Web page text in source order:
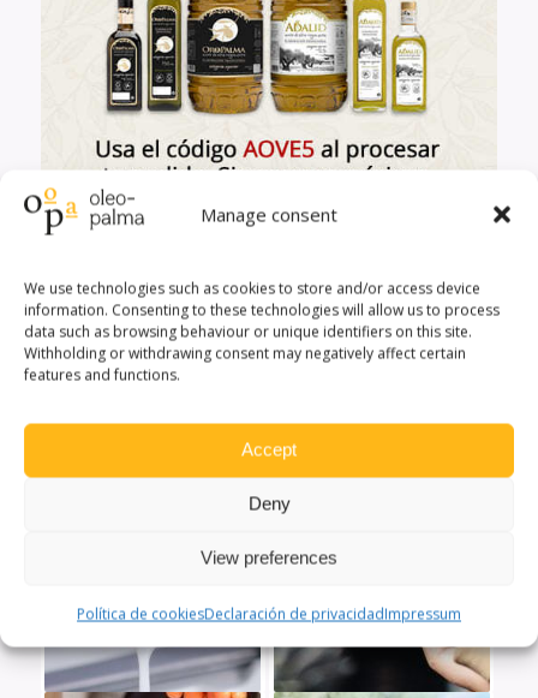
Manage consent
We use technologies such as cookies to store and/or access device
information. Consenting to these technologies will allow us to process
data such as browsing behaviour or unique identifiers on this site.
Withholding or withdrawing consent may negatively affect certain
features and functions.
Accept
Deny
View preferences
Política de cookiesDeclaración de privacidadImpressum